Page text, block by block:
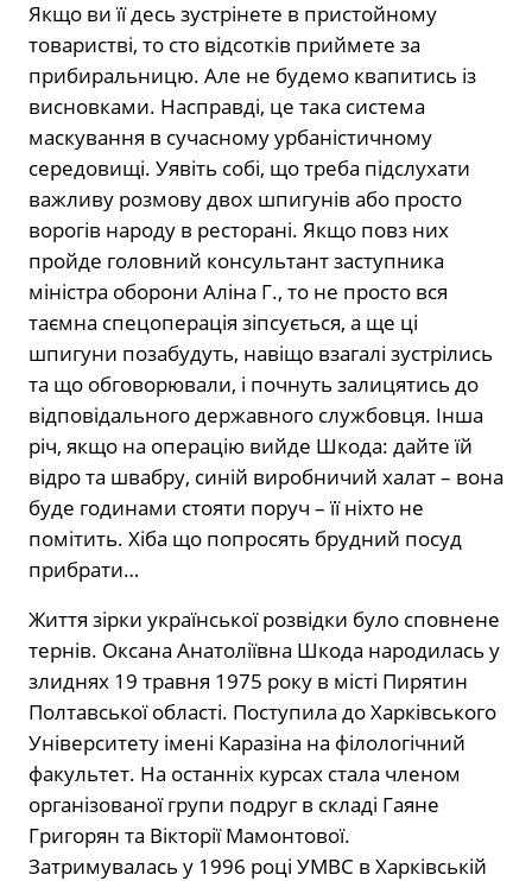
Якщо ви її десь зустрінете в пристойному
товаристві, то сто відсотків приймете за
прибиральницю. Але не будемо квапитись із
висновками. Насправді, це така система
маскування в сучасному урбаністичному
середовищі. Уявіть собі, що треба підслухати
важливу розмову двох шпигунів або просто
ворогів народу в ресторані. Якщо повз них
пройде головний консультант заступника
міністра оборони Аліна Г., то не просто вся
таємна спецоперація зіпсується, а ще ці
шпигуни позабудуть, навіщо взагалі зустрілись
та що обговорювали, і почнуть залицятись до
відповідального державного службовця. Інша
річ, якщо на операцію вийде Шкода: дайте їй
відро та швабру, синій виробничий халат – вона
буде годинами стояти поруч – її ніхто не
помітить. Хіба що попросять брудний посуд
прибрати…
Життя зірки української розвідки було сповнене
тернів. Оксана Анатоліївна Шкода народилась у
злиднях 19 травня 1975 року в місті Пирятин
Полтавської області. Поступила до Харківського
Університету імені Каразіна на філологічний
факультет. На останніх курсах стала членом
організованої групи подруг в складі Гаяне
Григорян та Вікторії Мамонтової.
Затримувалась у 1996 році УМВС в Харківській